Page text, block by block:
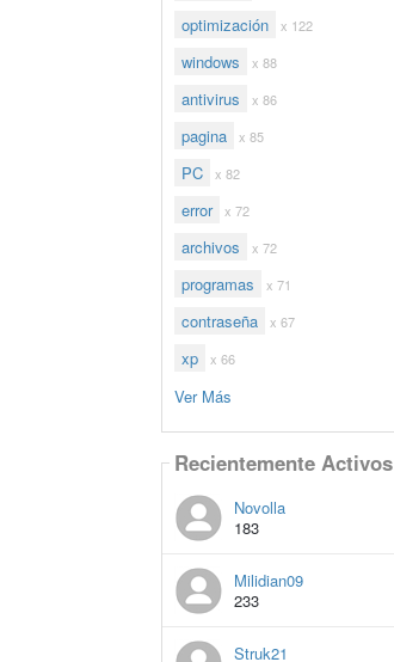
optimización x 122
windows x 88
antivirus x 86
pagina x 85
PC x 82
error x 72
archivos x 72
programas x 71
contraseña x 67
xp x 66
Ver Más
Recientemente Activos
Novolla
183
Milidian09
233
Struk21